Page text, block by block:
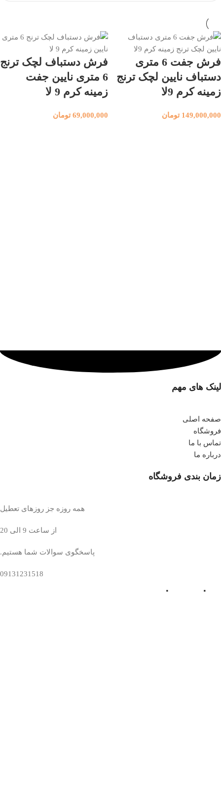
فرش جفت 6 متری
دستباف نایین لچک ترنج
زمینه کرم 9لا
149,000,000 تومان
فرش دستباف لچک ترنج
6 متری نایین جفت
زمینه کرم 9 لا
69,000,000 تومان
لینک های مهم
صفحه اصلی
فروشگاه
تماس با ما
درباره ما
زمان بندی فروشگاه
همه روزه جز روزهای تعطیل
از ساعت 9 الی 20
پاسخگوی سوالات شما هستیم.
09131231518
درباره ی ما